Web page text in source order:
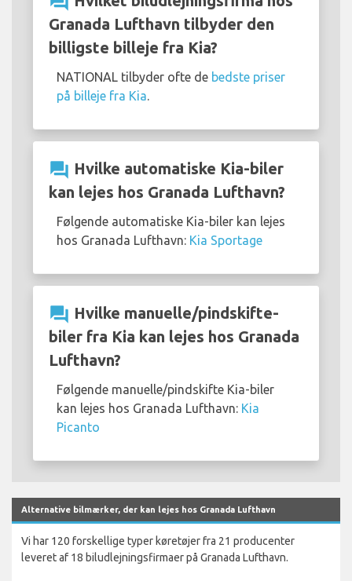
Granada Lufthavn tilbyder den
billigste billeje fra Kia?
NATIONAL tilbyder ofte de bedste priser
på billeje fra Kia.
question_answer Hvilke automatiske Kia-biler
kan lejes hos Granada Lufthavn?
Følgende automatiske Kia-biler kan lejes
hos Granada Lufthavn: Kia Sportage
question_answer Hvilke manuelle/pindskifte-
biler fra Kia kan lejes hos Granada
Lufthavn?
Følgende manuelle/pindskifte Kia-biler
kan lejes hos Granada Lufthavn: Kia
Picanto
Alternative bilmærker, der kan lejes hos Granada Lufthavn
Vi har 120 forskellige typer køretøjer fra 21 producenter
leveret af 18 biludlejningsfirmaer på Granada Lufthavn.